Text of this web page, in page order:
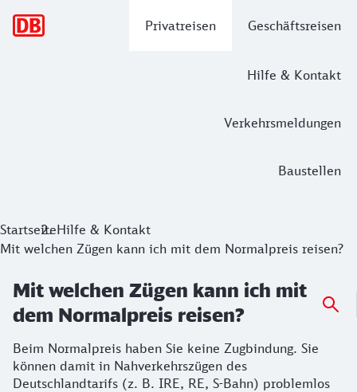
Privatreisen Geschäftsreisen
Hilfe & Kontakt
Verkehrsmeldungen
Baustellen
StartseiteHilfe & Kontakt
Mit welchen Zügen kann ich mit dem Normalpreis reisen?
Mit welchen Zügen kann ich mit
dem Normalpreis reisen?
Beim Normalpreis haben Sie keine Zugbindung. Sie
können damit in Nahverkehrszügen des
Deutschlandtarifs (z. B. IRE, RE, S-Bahn) problemlos